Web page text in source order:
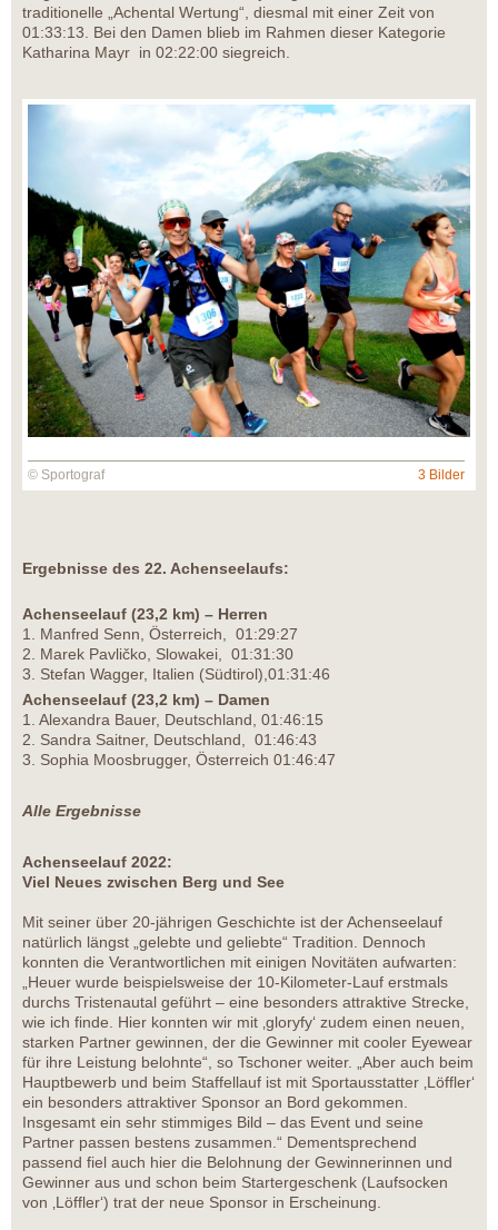
traditionelle „Achental Wertung“, diesmal mit einer Zeit von
01:33:13. Bei den Damen blieb im Rahmen dieser Kategorie
Katharina Mayr in 02:22:00 siegreich.
© Sportograf 3 Bilder
Ergebnisse des 22. Achenseelaufs:
Achenseelauf (23,2 km) – Herren
1. Manfred Senn, Österreich, 01:29:27
2. Marek Pavličko, Slowakei, 01:31:30
3. Stefan Wagger, Italien (Südtirol),01:31:46
Achenseelauf (23,2 km) – Damen
1. Alexandra Bauer, Deutschland, 01:46:15
2. Sandra Saitner, Deutschland, 01:46:43
3. Sophia Moosbrugger, Österreich 01:46:47
Alle Ergebnisse
Achenseelauf 2022:
Viel Neues zwischen Berg und See
Mit seiner über 20-jährigen Geschichte ist der Achenseelauf
natürlich längst „gelebte und geliebte“ Tradition. Dennoch
konnten die Verantwortlichen mit einigen Novitäten aufwarten:
„Heuer wurde beispielsweise der 10-Kilometer-Lauf erstmals
durchs Tristenautal geführt – eine besonders attraktive Strecke,
wie ich finde. Hier konnten wir mit ‚gloryfy‘ zudem einen neuen,
starken Partner gewinnen, der die Gewinner mit cooler Eyewear
für ihre Leistung belohnte“, so Tschoner weiter. „Aber auch beim
Hauptbewerb und beim Staffellauf ist mit Sportausstatter ‚Löffler‘
ein besonders attraktiver Sponsor an Bord gekommen.
Insgesamt ein sehr stimmiges Bild – das Event und seine
Partner passen bestens zusammen.“ Dementsprechend
passend fiel auch hier die Belohnung der Gewinnerinnen und
Gewinner aus und schon beim Startergeschenk (Laufsocken
von ‚Löffler‘) trat der neue Sponsor in Erscheinung.